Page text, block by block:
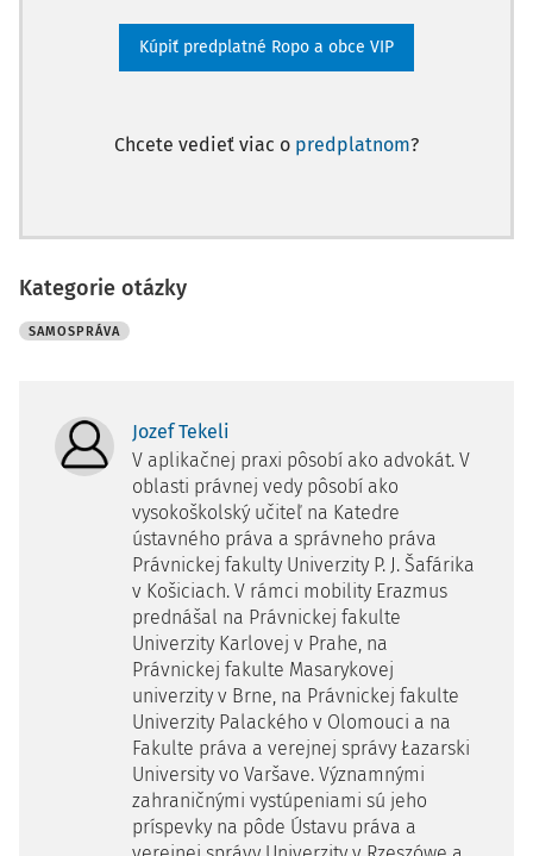
Kúpiť predplatné Ropo a obce VIP
Chcete vedieť viac o predplatnom?
Kategorie otázky
SAMOSPRÁVA
Jozef Tekeli
V aplikačnej praxi pôsobí ako advokát. V
oblasti právnej vedy pôsobí ako
vysokoškolský učiteľ na Katedre
ústavného práva a správneho práva
Právnickej fakulty Univerzity P. J. Šafárika
v Košiciach. V rámci mobility Erazmus
prednášal na Právnickej fakulte
Univerzity Karlovej v Prahe, na
Právnickej fakulte Masarykovej
univerzity v Brne, na Právnickej fakulte
Univerzity Palackého v Olomouci a na
Fakulte práva a verejnej správy Łazarski
University vo Varšave. Významnými
zahraničnými vystúpeniami sú jeho
príspevky na pôde Ústavu práva a